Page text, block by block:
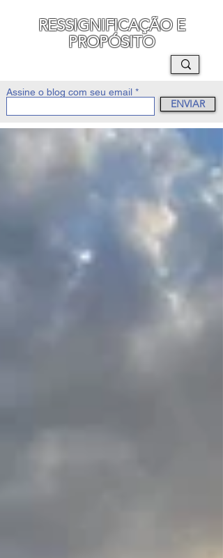
RESSIGNIFICAÇÃO E
PROPÓSITO
Assine o blog com seu email
ENVIAR